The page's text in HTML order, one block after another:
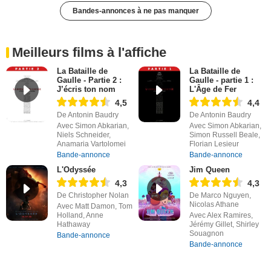
Bandes-annonces à ne pas manquer
Meilleurs films à l'affiche
La Bataille de
Gaulle - Partie 2 :
J’écris ton nom
4,5
De Antonin Baudry
Avec Simon Abkarian,
Niels Schneider,
Anamaria Vartolomei
Bande-annonce
La Bataille de
Gaulle - partie 1 :
L'Âge de Fer
4,4
De Antonin Baudry
Avec Simon Abkarian,
Simon Russell Beale,
Florian Lesieur
Bande-annonce
L'Odyssée
4,3
De Christopher Nolan
Avec Matt Damon, Tom
Holland, Anne
Hathaway
Bande-annonce
Jim Queen
4,3
De Marco Nguyen,
Nicolas Athane
Avec Alex Ramires,
Jérémy Gillet, Shirley
Souagnon
Bande-annonce